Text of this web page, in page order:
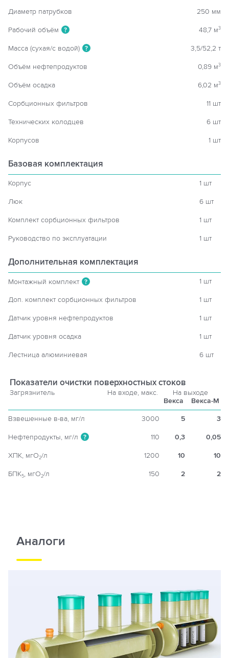
Диаметр патрубков 250 мм
Рабочий объём ? 48,7 м3
Масса (сухая/с водой) ? 3,5/52,2 т
Объём нефтепродуктов 0,89 м3
Объём осадка 6,02 м3
Сорбционных фильтров 11 шт
Технических колодцев 6 шт
Корпусов 1 шт
Базовая комплектация
Корпус 1 шт
Люк 6 шт
Комплект сорбционных фильтров 1 шт
Руководство по эксплуатации 1 шт
Дополнительная комплектация
Монтажный комплект ? 1 шт
Доп. комплект сорбционных фильтров 1 шт
Датчик уровня нефтепродуктов 1 шт
Датчик уровня осадка 1 шт
Лестница алюминиевая 6 шт
Показатели очистки поверхностных стоков
Загрязнитель На входе, макс.
На выходе
Векса
Векса-М
Взвешенные в-ва, мг/л 3000 5 3
Нефтепродукты, мг/л ? 110 0,3 0,05
ХПК, мгO2/л 1200 10 10
БПК5, мгO2/л 150 2 2
Аналоги